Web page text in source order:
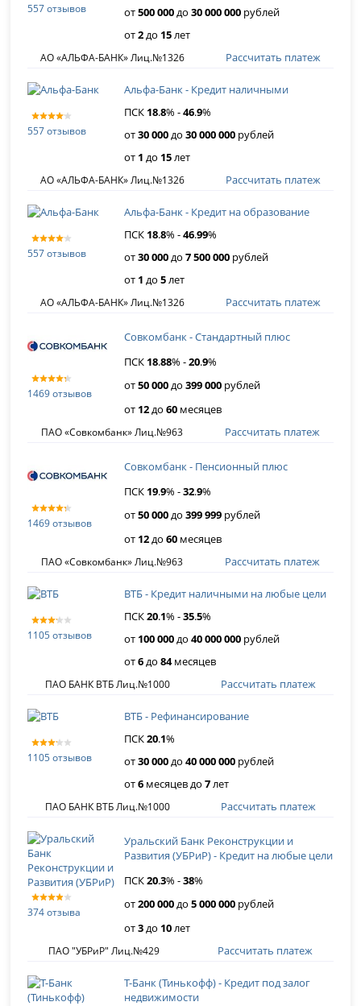
557 отзывов
от500 000до30 000 000 рублей
от2до 15лет
АО «АЛЬФА-БАНК» Лиц.№1326 Рассчитать платеж
557 отзывов
Альфа-Банк - Кредит наличными
ПСК 18.8% -46.9%
от30 000до30 000 000 рублей
от 1 до 15лет
АО «АЛЬФА-БАНК» Лиц.№1326 Рассчитать платеж
557 отзывов
Альфа-Банк - Кредит на образование
ПСК 18.8% -46.99%
от30 000до7 500 000 рублей
от 1 до5лет
АО «АЛЬФА-БАНК» Лиц.№1326 Рассчитать платеж
1469 отзывов
Совкомбанк - Стандартный плюс
ПСК 18.88% -20.9%
от50 000до399 000 рублей
от 12 до60 месяцев
ПАО «Совкомбанк» Лиц.№963 Рассчитать платеж
1469 отзывов
Совкомбанк - Пенсионный плюс
ПСК 19.9% -32.9%
от50 000до399 999 рублей
от 12 до60 месяцев
ПАО «Совкомбанк» Лиц.№963 Рассчитать платеж
1105 отзывов
ВТБ - Кредит наличными на любые цели
ПСК20.1% -35.5%
от 100 000до40 000 000 рублей
от6до84месяцев
ПАО БАНК ВТБ Лиц.№1000 Рассчитать платеж
1105 отзывов
ВТБ - Рефинансирование
ПСК20.1%
от30 000до40 000 000 рублей
от6 месяцев до7лет
ПАО БАНК ВТБ Лиц.№1000 Рассчитать платеж
374 отзыва
Уральский Банк Реконструкции и
Развития (УБРиР) - Кредит на любые цели
ПСК20.3% -38%
от200 000до5 000 000 рублей
от3 до 10 лет
ПАО "УБРиР" Лиц.№429 Рассчитать платеж
Т-Банк (Тинькофф) - Кредит под залог
недвижимости